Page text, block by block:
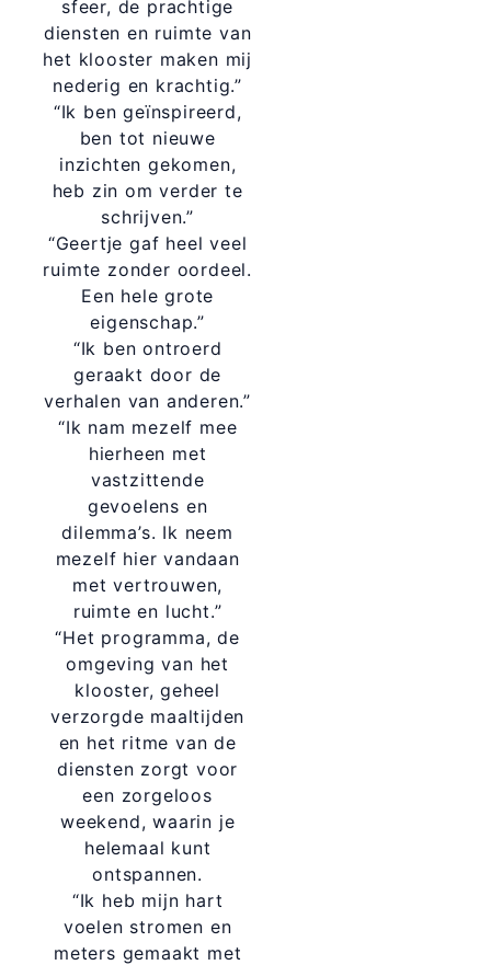
sfeer, de prachtige
diensten en ruimte van
het klooster maken mij
nederig en krachtig.”
“Ik ben geïnspireerd,
ben tot nieuwe
inzichten gekomen,
heb zin om verder te
schrijven.”
“Geertje gaf heel veel
ruimte zonder oordeel.
Een hele grote
eigenschap.”
“Ik ben ontroerd
geraakt door de
verhalen van anderen.”
“Ik nam mezelf mee
hierheen met
vastzittende
gevoelens en
dilemma’s. Ik neem
mezelf hier vandaan
met vertrouwen,
ruimte en lucht.”
“Het programma, de
omgeving van het
klooster, geheel
verzorgde maaltijden
en het ritme van de
diensten zorgt voor
een zorgeloos
weekend, waarin je
helemaal kunt
ontspannen.
“Ik heb mijn hart
voelen stromen en
meters gemaakt met